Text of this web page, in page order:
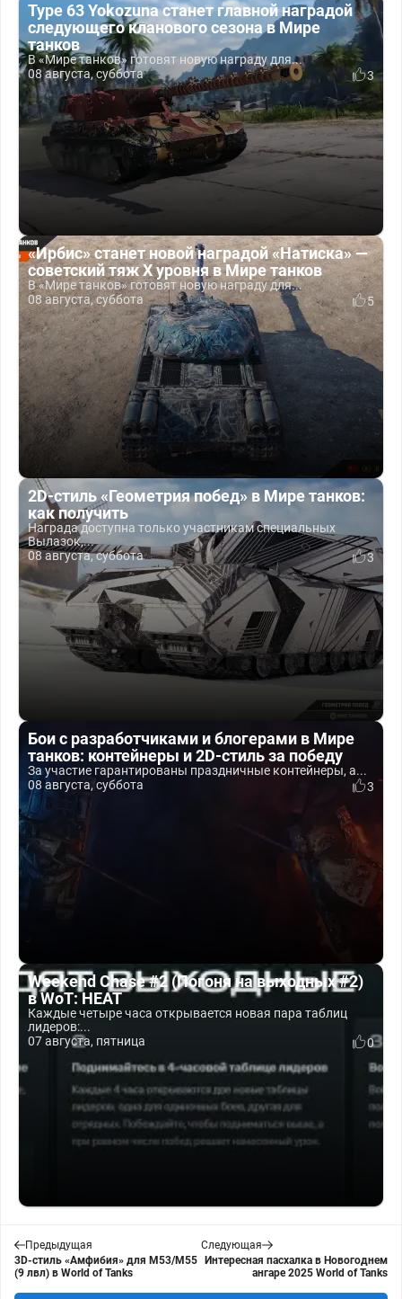
Type 63 Yokozuna станет главной наградой
следующего кланового сезона в Мире
танков
В «Мире танков» готовят новую награду для...
08 августа, суббота
3
«Ирбис» станет новой наградой «Натиска» —
советский тяж X уровня в Мире танков
В «Мире танков» готовят новую награду для...
08 августа, суббота
5
2D-стиль «Геометрия побед» в Мире танков:
как получить
Награда доступна только участникам специальных
Вылазок,...
08 августа, суббота
3
Бои с разработчиками и блогерами в Мире
танков: контейнеры и 2D-стиль за победу
За участие гарантированы праздничные контейнеры, а...
08 августа, суббота
3
Weekend Chase #2 (Погоня на выходных #2)
в WoT: HEAT
Каждые четыре часа открывается новая пара таблиц
лидеров:...
07 августа, пятница
0
Предыдущая
3D-стиль «Амфибия» для M53/M55
(9 лвл) в World of Tanks
Следующая
Интересная пасхалка в Новогоднем
ангаре 2025 World of Tanks